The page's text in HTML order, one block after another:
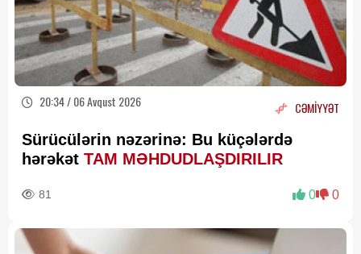
20:34 / 06 Avqust 2026 CƏMİYYƏT
Sürücülərin nəzərinə: Bu küçələrdə
hərəkət TAM MƏHDUDLAŞDIRILIR
81 0 0